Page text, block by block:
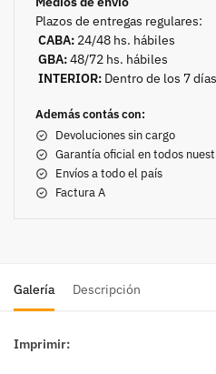
Plazos de entregas regulares:
CABA: 24/48 hs. hábiles
GBA:48/72 hs. hábiles
INTERIOR:Dentro de los 7
Además contás con:
Devoluciones sin cargo
Garantía oficial en todos
Envíos a todo el país
Factura A
Galería Descripción
Imprimir: